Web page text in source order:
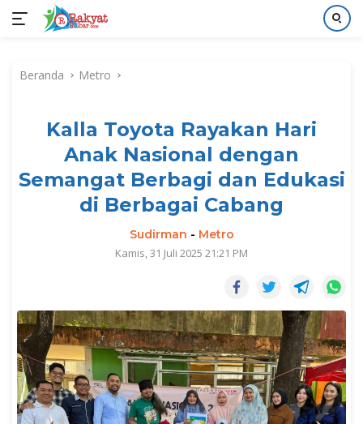
kontenBeranda Metro
Kalla Toyota Rayakan Hari
Anak Nasional dengan
Semangat Berbagi dan Edukasi
di Berbagai Cabang
Sudirman - Metro
Kamis, 31 Juli 2025 21:21 PM